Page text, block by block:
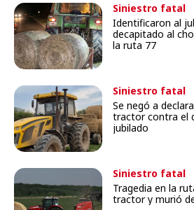
Siniestro fatal
Identificaron al
decapitado al
la ruta 77
Siniestro fatal
Se negó a
tractor contra el
jubilado
Siniestro fatal
Tragedia en la
tractor y murió